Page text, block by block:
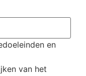
en
van het